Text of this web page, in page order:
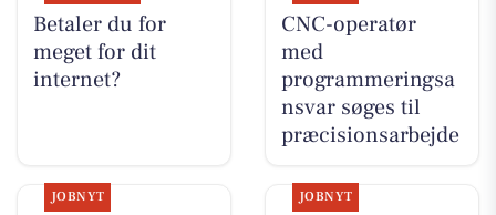
Betaler du for
meget for dit
internet?
CNC-operatør
med
programmeringsa
nsvar søges til
præcisionsarbejde
JOBNYT JOBNYT